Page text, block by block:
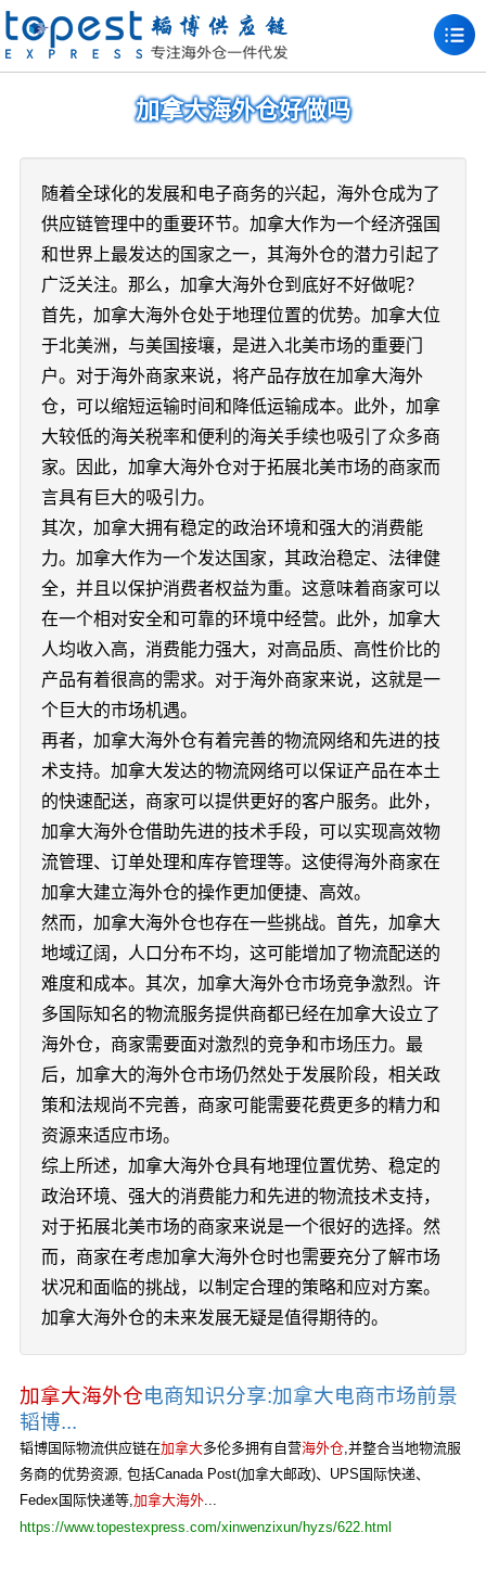
加拿大海外仓好做吗
随着全球化的发展和电子商务的兴起，海外仓成为了
供应链管理中的重要环节。加拿大作为一个经济强国
和世界上最发达的国家之一，其海外仓的潜力引起了
广泛关注。那么，加拿大海外仓到底好不好做呢？
首先，加拿大海外仓处于地理位置的优势。加拿大位
于北美洲，与美国接壤，是进入北美市场的重要门
户。对于海外商家来说，将产品存放在加拿大海外
仓，可以缩短运输时间和降低运输成本。此外，加拿
大较低的海关税率和便利的海关手续也吸引了众多商
家。因此，加拿大海外仓对于拓展北美市场的商家而
言具有巨大的吸引力。
其次，加拿大拥有稳定的政治环境和强大的消费能
力。加拿大作为一个发达国家，其政治稳定、法律健
全，并且以保护消费者权益为重。这意味着商家可以
在一个相对安全和可靠的环境中经营。此外，加拿大
人均收入高，消费能力强大，对高品质、高性价比的
产品有着很高的需求。对于海外商家来说，这就是一
个巨大的市场机遇。
再者，加拿大海外仓有着完善的物流网络和先进的技
术支持。加拿大发达的物流网络可以保证产品在本土
的快速配送，商家可以提供更好的客户服务。此外，
加拿大海外仓借助先进的技术手段，可以实现高效物
流管理、订单处理和库存管理等。这使得海外商家在
加拿大建立海外仓的操作更加便捷、高效。
然而，加拿大海外仓也存在一些挑战。首先，加拿大
地域辽阔，人口分布不均，这可能增加了物流配送的
难度和成本。其次，加拿大海外仓市场竞争激烈。许
多国际知名的物流服务提供商都已经在加拿大设立了
海外仓，商家需要面对激烈的竞争和市场压力。最
后，加拿大的海外仓市场仍然处于发展阶段，相关政
策和法规尚不完善，商家可能需要花费更多的精力和
资源来适应市场。
综上所述，加拿大海外仓具有地理位置优势、稳定的
政治环境、强大的消费能力和先进的物流技术支持，
对于拓展北美市场的商家来说是一个很好的选择。然
而，商家在考虑加拿大海外仓时也需要充分了解市场
状况和面临的挑战，以制定合理的策略和应对方案。
加拿大海外仓的未来发展无疑是值得期待的。
加拿大海外仓电商知识分享:加拿大电商市场前景
韬博...
韬博国际物流供应链在加拿大多伦多拥有自营海外仓,并整合当地物流服
务商的优势资源, 包括Canada Post(加拿大邮政)、UPS国际快递、
Fedex国际快递等,加拿大海外...
https://www.topestexpress.com/xinwenzixun/hyzs/622.html